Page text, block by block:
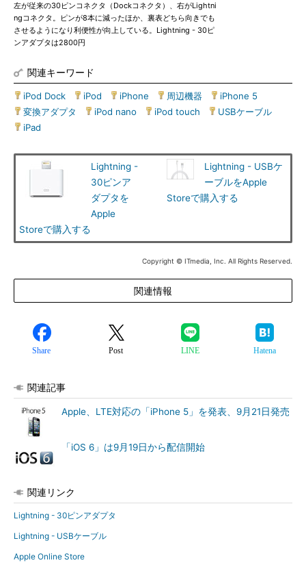
左が従来の30ピンコネクタ（Dockコネクタ）、右がLightni
ngコネクタ。ピンが8本に減ったほか、裏表どちら向きでも
させるようになり利便性が向上している。Lightning - 30ピ
ンアダプタは2800円
関連キーワード
iPod Dock iPod iPhone 周辺機器 iPhone 5
変換アダプタ
iPod nano iPod touch USBケーブル
iPad
Lightning -
30ピンア
ダプタを
Apple
Storeで購入する
Lightning - USBケ
ーブルをApple
Storeで購入する
Copyright © ITmedia, Inc. All Rights Reserved.
関連情報
Share Post LINE Hatena
関連記事
Apple、LTE対応の「iPhone 5」を発表、9月21日発売
「iOS 6」は9月19日から配信開始
関連リンク
Lightning - 30ピンアダプタ
Lightning - USBケーブル
Apple Online Store